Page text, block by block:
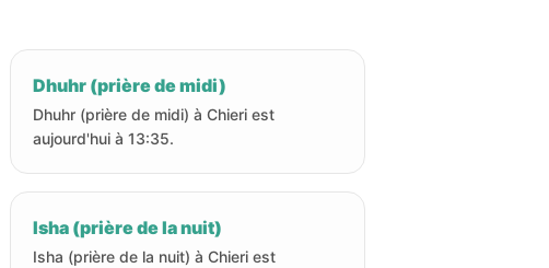
Dhuhr (prière de midi)
Dhuhr (prière de midi) à Chieri est
aujourd'hui à 13:35.
Isha (prière de la nuit)
Isha (prière de la nuit) à Chieri est